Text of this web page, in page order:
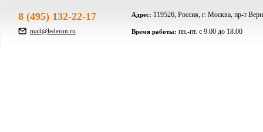
8 (495) 132-22-17
mail@lederon.ru
Адрес: 119526, Россия, г. Москва, пр-т
Время работы: пн.-пт. c 9.00 до 18.00